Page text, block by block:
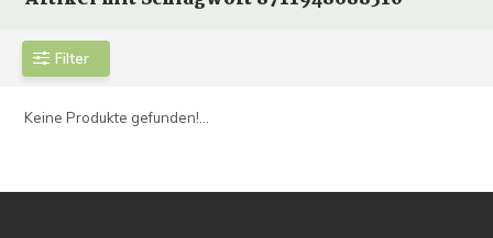
Filter
Keine Produkte gefunden!...